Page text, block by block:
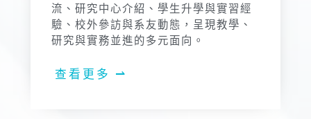
流、研究中心介紹、學生升學與實習經
驗、校外參訪與系友動態，呈現教學、
研究與實務並進的多元面向。
查看更多 ⇀